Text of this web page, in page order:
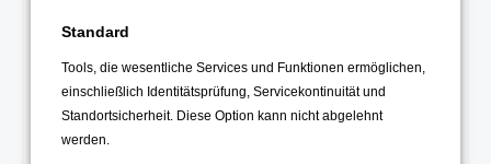
Juli 2022
Juni 2022
Mai 2022
April 2022
Standard
Tools, die wesentliche Services und Funktionen ermöglichen,
einschließlich Identitätsprüfung, Servicekontinuität und
Standortsicherheit. Diese Option kann nicht abgelehnt
werden.